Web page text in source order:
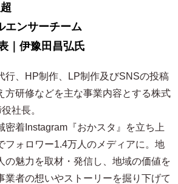
エンサーチーム
｜伊豫田昌弘氏
行、HP制作、LP制作及びSNSの投稿
方研修などを主な事業内容とする株式
社長。
密着Instagram『おかスタ』を立ち上
フォロワー1.4万人のメディアに。地
の魅力を取材・発信し、地域の価値を
業者の想いやストーリーを掘り下げて